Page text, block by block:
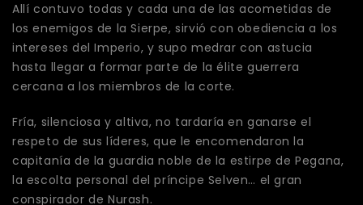
Allí contuvo todas y cada una de las acometidas de
los enemigos de la Sierpe, sirvió con obediencia a los
intereses del Imperio, y supo medrar con astucia
hasta llegar a formar parte de la élite guerrera
cercana a los miembros de la corte.
Fría, silenciosa y altiva, no tardaría en ganarse el
respeto de sus líderes, que le encomendaron la
capitanía de la guardia noble de la estirpe de Pegana,
la escolta personal del príncipe Selven… el gran
conspirador de Nurash.